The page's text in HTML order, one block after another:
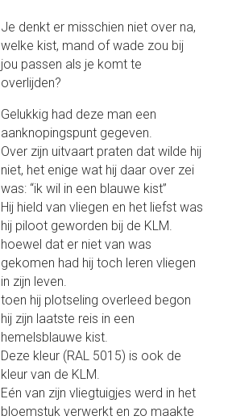
Je denkt er misschien niet over na,
welke kist, mand of wade zou bij
jou passen als je komt te
overlijden?
Gelukkig had deze man een
aanknopingspunt gegeven.
Over zijn uitvaart praten dat wilde hij
niet, het enige wat hij daar over zei
was: “ik wil in een blauwe kist”
Hij hield van vliegen en het liefst was
hij piloot geworden bij de KLM.
hoewel dat er niet van was
gekomen had hij toch leren vliegen
in zijn leven.
toen hij plotseling overleed begon
hij zijn laatste reis in een
hemelsblauwe kist.
Deze kleur (RAL 5015) is ook de
kleur van de KLM.
Eén van zijn vliegtuigjes werd in het
bloemstuk verwerkt en zo maakte